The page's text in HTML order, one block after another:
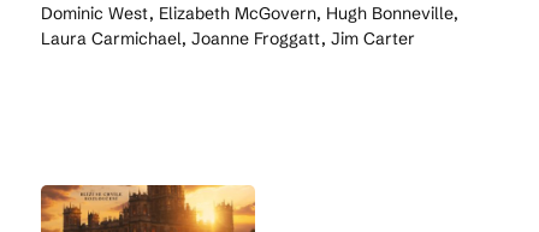
Dominic West, Elizabeth McGovern, Hugh Bonneville,
Laura Carmichael, Joanne Froggatt, Jim Carter